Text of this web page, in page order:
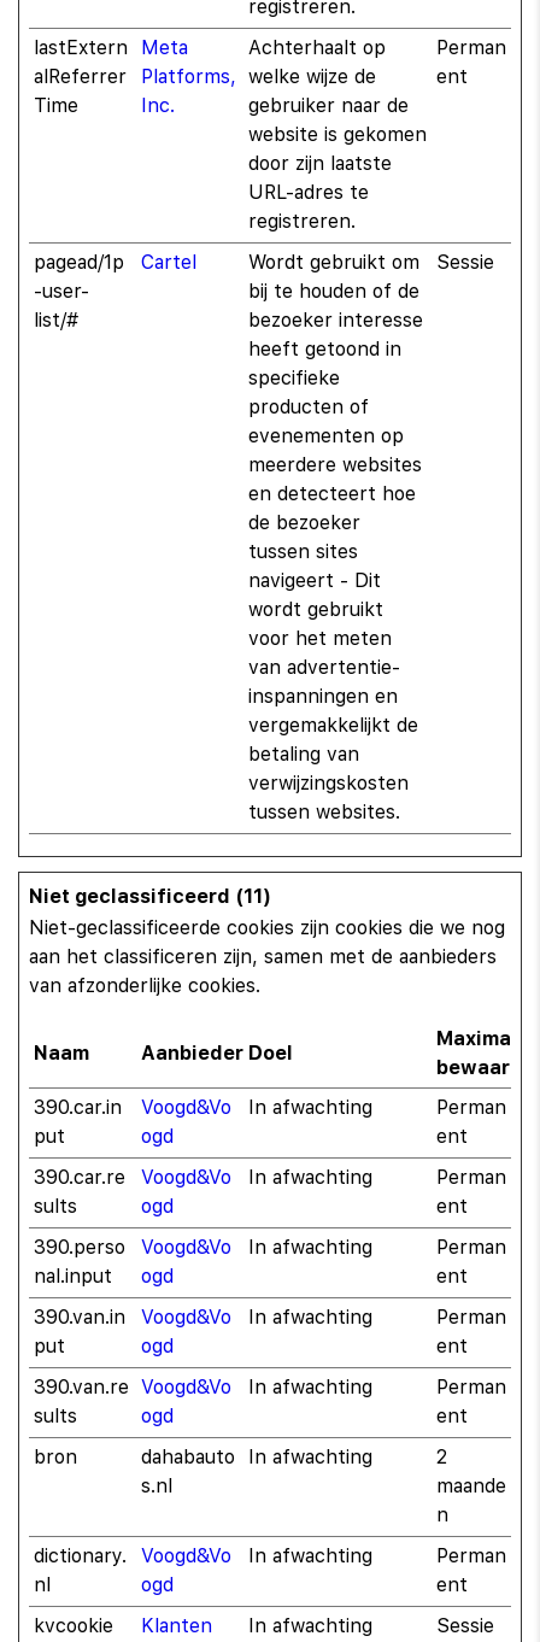
registreren.
lastExtern
alReferrer
Time
Meta
Platforms,
Inc.
Achterhaalt op
welke wijze de
gebruiker naar de
website is gekomen
door zijn laatste
URL-adres te
registreren.
Perman
ent
pagead/1p
-user-
list/#
Cartel
Wordt gebruikt om
bij te houden of de
bezoeker interesse
heeft getoond in
specifieke
producten of
evenementen op
meerdere websites
en detecteert hoe
de bezoeker
tussen sites
navigeert - Dit
wordt gebruikt
voor het meten
van advertentie-
inspanningen en
vergemakkelijkt de
betaling van
verwijzingskosten
tussen websites.
Sessie
Niet geclassificeerd (11)
Niet-geclassificeerde cookies zijn cookies die we nog
aan het classificeren zijn, samen met de aanbieders
van afzonderlijke cookies.
Naam Aanbieder Doel
Maximale
390.car.in
put
Voogd&Vo
ogd
In afwachting
Perman
ent
390.car.re
sults
Voogd&Vo
ogd
In afwachting
Perman
ent
390.perso
nal.input
Voogd&Vo
ogd
In afwachting
Perman
ent
390.van.in
put
Voogd&Vo
ogd
In afwachting
Perman
ent
390.van.re
sults
Voogd&Vo
ogd
In afwachting
Perman
ent
bron
dahabauto
s.nl
In afwachting
2
maande
n
dictionary.
nl
Voogd&Vo
ogd
In afwachting
Perman
ent
kvcookie
Klanten
In afwachting Sessie